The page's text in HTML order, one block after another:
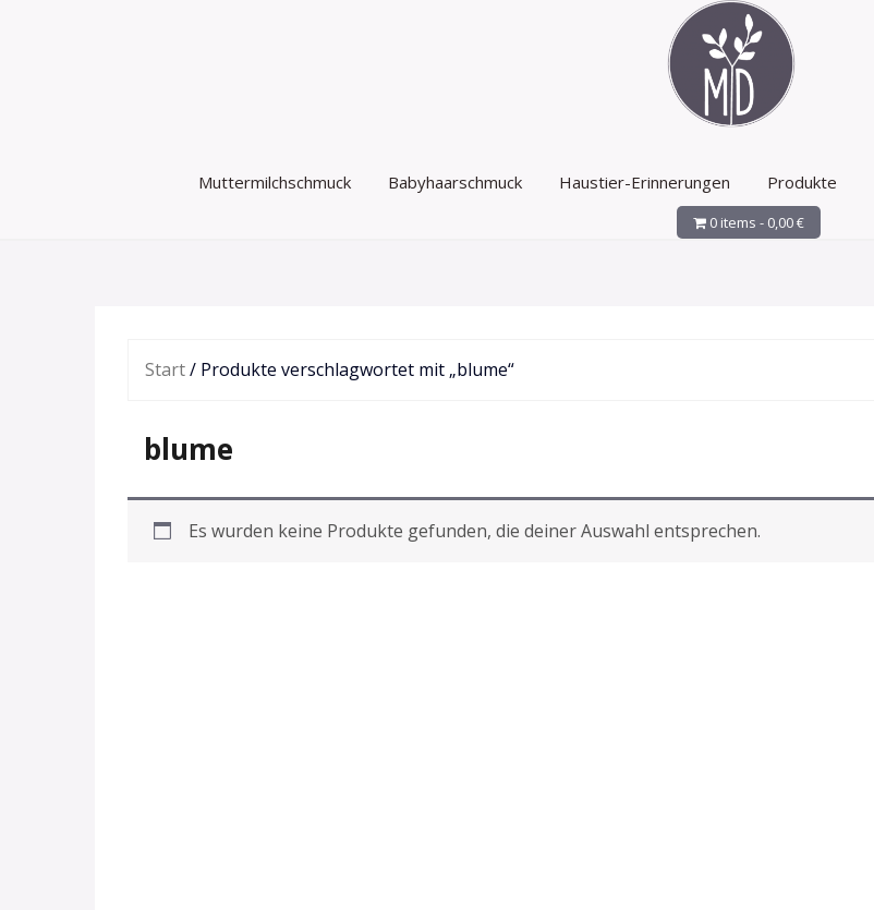
Muttermilchschmuck Babyhaarschmuck Haustier-Erinnerungen Produkte
0 items - 0,00€
Start/ Produkte verschlagwortet mit „blume“
blume
Es wurden keine Produkte gefunden, die deiner Auswahl entsprechen.